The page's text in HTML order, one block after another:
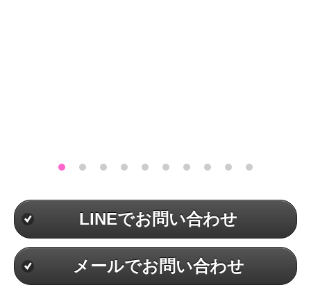
LINEでお問い合わせ
メールでお問い合わせ